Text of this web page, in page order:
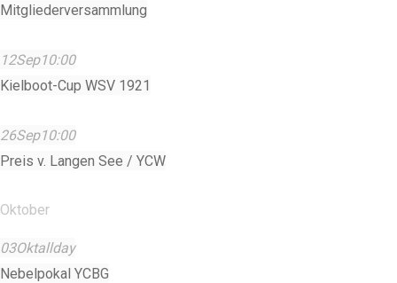
Mitgliederversammlung
12Sep10:00
Kielboot-Cup WSV 1921
26Sep10:00
Preis v. Langen See / YCW
Oktober
03Oktallday
Nebelpokal YCBG